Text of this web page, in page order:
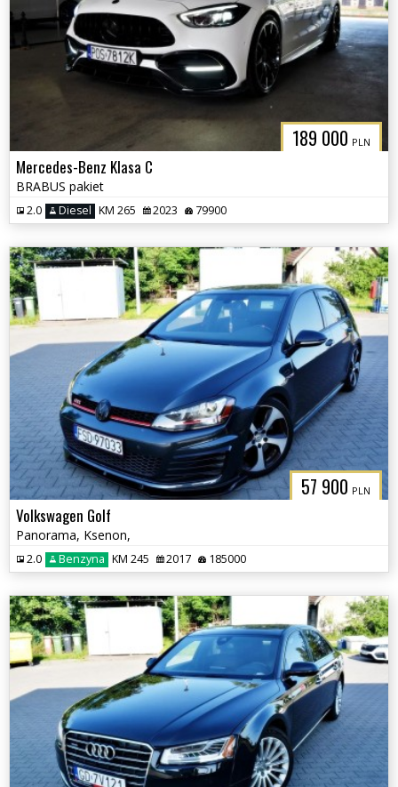
189 000 PLN
Mercedes-Benz Klasa C
BRABUS pakiet
2.0 Diesel KM 265 2023 79900
57 900 PLN
Volkswagen Golf
Panorama, Ksenon,
2.0 Benzyna KM 245 2017 185000